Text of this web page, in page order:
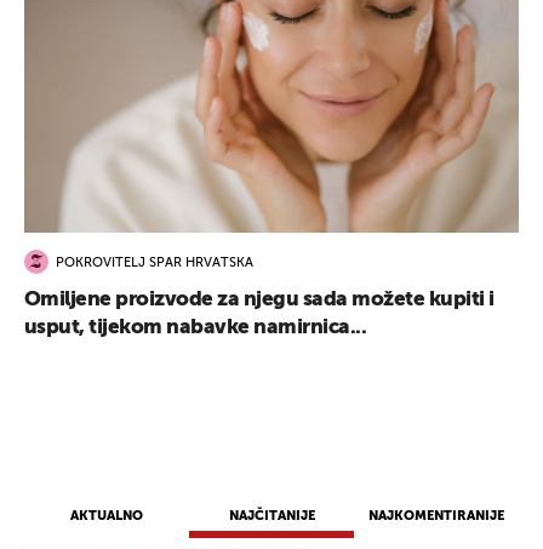
AKTUALNO NAJČITANIJE NAJKOMENTIRANIJE
POKROVITELJ SPAR HRVATSKA
Omiljene proizvode za njegu sada možete kupiti i
usput, tijekom nabavke namirnica...